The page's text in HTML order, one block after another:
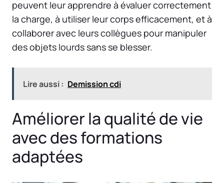
peuvent leur apprendre à évaluer correctement
la charge, à utiliser leur corps efficacement, et à
collaborer avec leurs collègues pour manipuler
des objets lourds sans se blesser.
Lire aussi : Demission cdi
Améliorer la qualité de vie
avec des formations
adaptées